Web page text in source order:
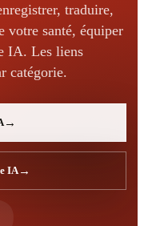
traduire,
votre santé, équiper
IA. Les liens
catégorie.
IA